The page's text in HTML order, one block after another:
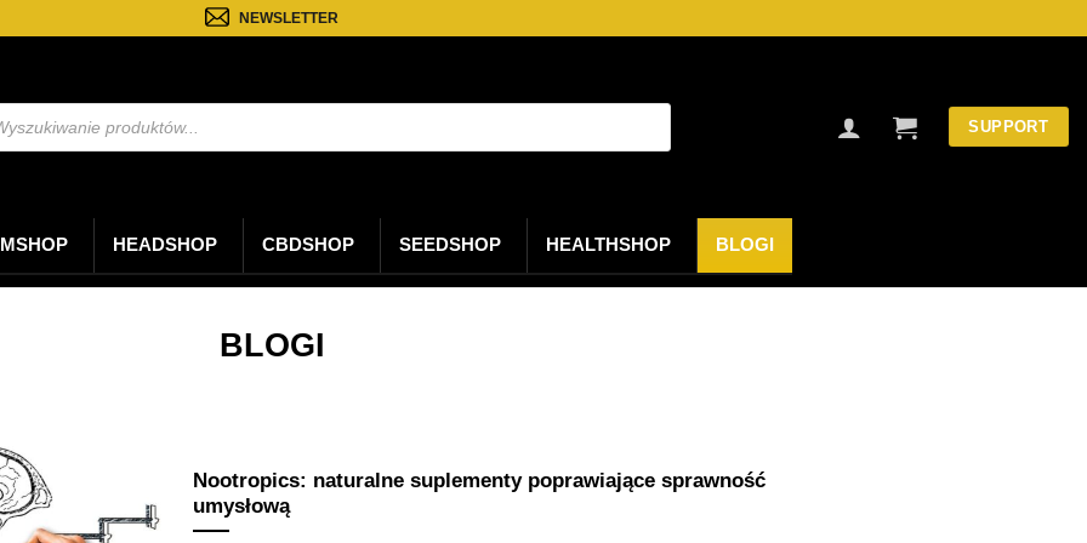
NEWSLETTER
SUPPORT
HEADSHOP CBDSHOP SEEDSHOP HEALTHSHOP BLOGI
BLOGI
Nootropics: naturalne suplementy poprawiające sprawność
umysłową